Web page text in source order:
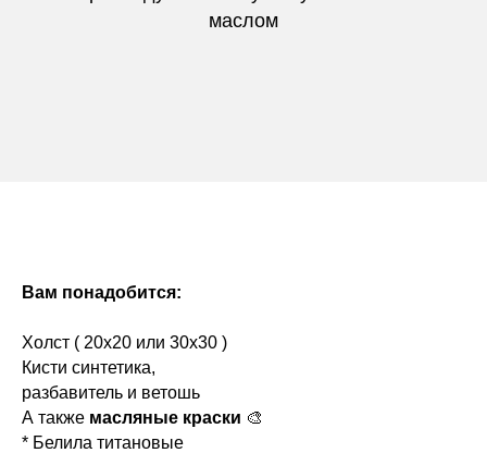
маслом
Вам понадобится:
Холст ( 20х20 или 30х30 )
Кисти синтетика,
разбавитель и ветошь
А также масляные краски 🎨
* Белила титановые